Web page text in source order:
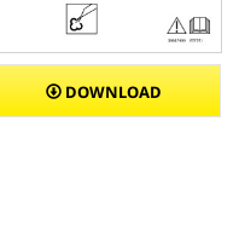
DOWNLOAD